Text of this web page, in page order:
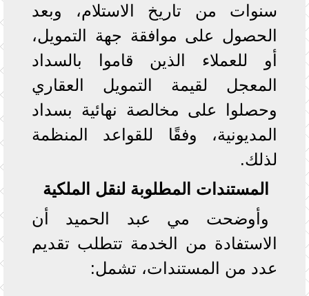
سنوات من تاريخ الاستلام، وبعد
الحصول على موافقة جهة التمويل،
أو للعملاء الذين قاموا بالسداد
المعجل لقيمة التمويل العقاري
وحصلوا على مخالصة نهائية بسداد
المديونية، وفقًا للقواعد المنظمة
لذلك.
المستندات المطلوبة لنقل الملكية
وأوضحت مي عبد الحميد أن
الاستفادة من الخدمة تتطلب تقديم
عدد من المستندات، تشمل: